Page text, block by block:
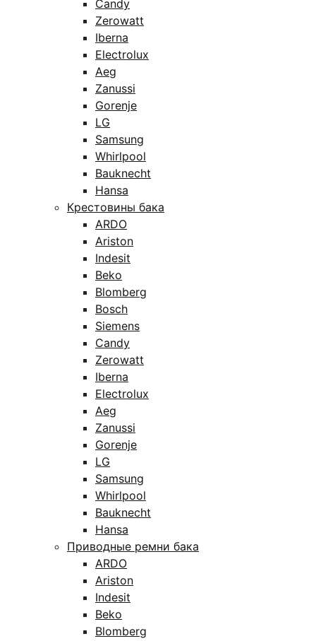
Candy
Zerowatt
Iberna
Electrolux
Aeg
Zanussi
Gorenje
LG
Samsung
Whirlpool
Bauknecht
Hansa
Крестовины бака
ARDO
Ariston
Indesit
Beko
Blomberg
Bosch
Siemens
Candy
Zerowatt
Iberna
Electrolux
Aeg
Zanussi
Gorenje
LG
Samsung
Whirlpool
Bauknecht
Hansa
Приводные ремни бака
ARDO
Ariston
Indesit
Beko
Blomberg